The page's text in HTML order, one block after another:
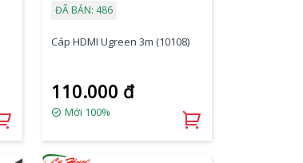
ĐÃ BÁN: 486
Cáp HDMI Ugreen 3m (10108)
110.000 đ
Mới 100%